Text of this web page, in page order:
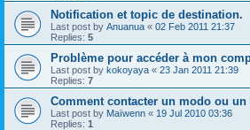
Notification et topic de destination.
Last post by Anuanua « 02 Feb 2011 21:37
Replies: 5
Problème pour accéder à mon
Last post by kokoyaya « 23 Jan 2011 21:39
Replies: 7
Comment contacter un modo ou
Last post by Maïwenn « 19 Jul 2010 03:36
Replies: 1